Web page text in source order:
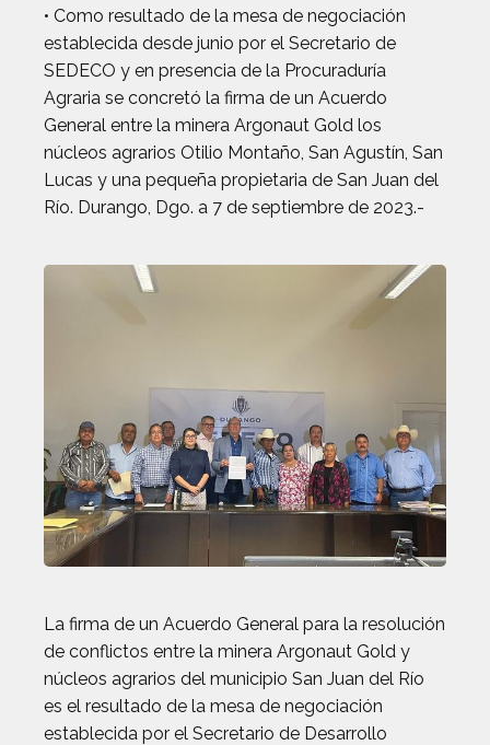
• Como resultado de la mesa de negociación
establecida desde junio por el Secretario de
SEDECO y en presencia de la Procuraduría
Agraria se concretó la firma de un Acuerdo
General entre la minera Argonaut Gold los
núcleos agrarios Otilio Montaño, San Agustín, San
Lucas y una pequeña propietaria de San Juan del
Río. Durango, Dgo. a 7 de septiembre de 2023.-
La firma de un Acuerdo General para la resolución
de conflictos entre la minera Argonaut Gold y
núcleos agrarios del municipio San Juan del Río
es el resultado de la mesa de negociación
establecida por el Secretario de Desarrollo